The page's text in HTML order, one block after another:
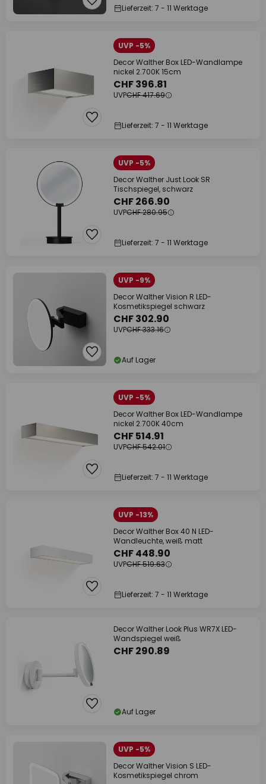
Lieferzeit: 7 - 11 Werktage
UVP -5%
Decor Walther Box LED-Wandlampe
nickel 2.700K 15cm
CHF 396.81
UVPCHF 417.69
Lieferzeit: 7 - 11 Werktage
UVP -5%
Decor Walther Just Look SR
Tischspiegel, schwarz
CHF 266.90
UVPCHF 280.95
Lieferzeit: 7 - 11 Werktage
UVP -9%
Decor Walther Vision R LED-
Kosmetikspiegel schwarz
CHF 302.90
UVPCHF 333.16
Auf Lager
UVP -5%
Decor Walther Box LED-Wandlampe
nickel 2.700K 40cm
CHF 514.91
UVPCHF 542.01
Lieferzeit: 7 - 11 Werktage
UVP -13%
Decor Walther Box 40 N LED-
Wandleuchte, weiß matt
CHF 448.90
UVPCHF 519.63
Lieferzeit: 7 - 11 Werktage
Decor Walther Look Plus WR7X LED-
Wandspiegel weiß
CHF 290.89
Auf Lager
UVP -5%
Decor Walther Vision S LED-
Kosmetikspiegel chrom